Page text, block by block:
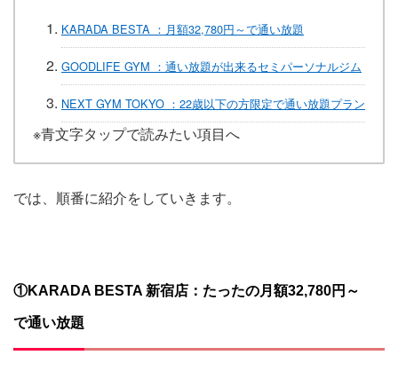
KARADA BESTA ：月額32,780円～で通い放題
GOODLIFE GYM ​：通い放題が出来るセミパーソナルジム
NEXT GYM TOKYO ：22歳以下の方限定で通い放題プラン
※青文字タップで読みたい項目へ
では、順番に紹介をしていきます。
①KARADA BESTA 新宿店：たったの月額32,780円～
で通い放題